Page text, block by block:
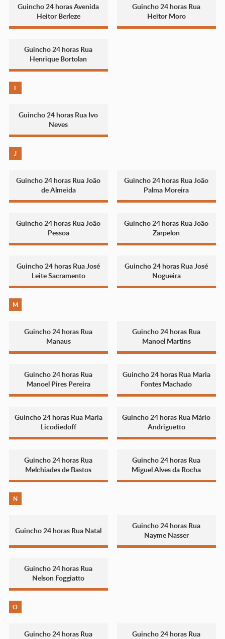
Guincho 24 horas Avenida
Heitor Berleze
Guincho 24 horas Rua
Heitor Moro
Guincho 24 horas Rua
Henrique Bortolan
I
Guincho 24 horas Rua Ivo
Neves
J
Guincho 24 horas Rua João
de Almeida
Guincho 24 horas Rua João
Palma Moreira
Guincho 24 horas Rua João
Pessoa
Guincho 24 horas Rua João
Zarpelon
Guincho 24 horas Rua José
Leite Sacramento
Guincho 24 horas Rua José
Nogueira
M
Guincho 24 horas Rua
Manaus
Guincho 24 horas Rua
Manoel Martins
Guincho 24 horas Rua
Manoel Pires Pereira
Guincho 24 horas Rua Maria
Fontes Machado
Guincho 24 horas Rua Maria
Licodiedoff
Guincho 24 horas Rua Mário
Andriguetto
Guincho 24 horas Rua
Melchiades de Bastos
Guincho 24 horas Rua
Miguel Alves da Rocha
N
Guincho 24 horas Rua Natal
Guincho 24 horas Rua
Nayme Nasser
Guincho 24 horas Rua
Nelson Foggiatto
O
Guincho 24 horas Rua
Guincho 24 horas Rua